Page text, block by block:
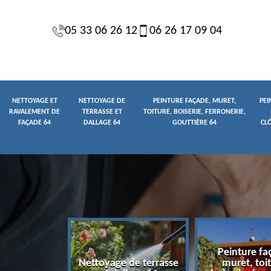
05 33 06 26 12 06 26 17 09 04
NETTOYAGE ET
RAVALEMENT DE
FAÇADE 64
NETTOYAGE DE
TERRASSE ET
DALLAGE 64
PEINTURE FAÇADE, MURET,
TOITURE, BOISERIE, FERRONERIE,
GOUTTIÈRE 64
Nettoyage de terrasse
Peinture
muret,